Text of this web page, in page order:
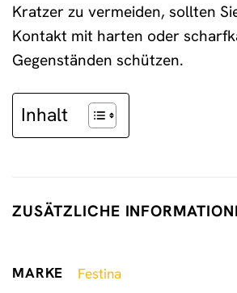
Kratzer zu vermeiden, sollten
Kontakt mit harten oder
Gegenständen schützen.
Inhalt
ZUSÄTZLICHE
MARKE Festina